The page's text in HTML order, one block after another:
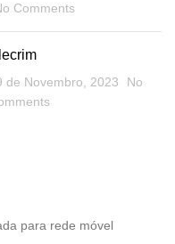
Comments
de Novembro, 2023
No
para rede móvel